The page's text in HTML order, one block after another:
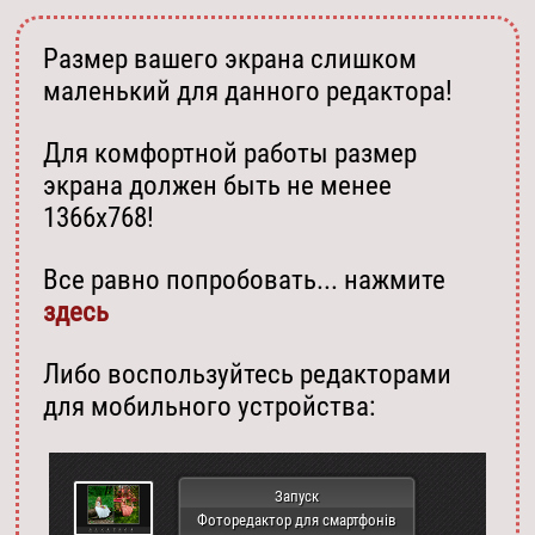
Размер вашего экрана слишком
маленький для данного редактора!
Для комфортной работы размер
экрана должен быть не менее
1366х768!
Все равно попробовать... нажмите
здесь
Либо воспользуйтесь редакторами
для мобильного устройства:
Запуск
Фоторедактор для смартфонів